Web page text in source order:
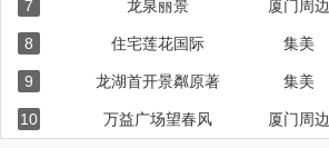
7 龙泉丽景 厦门周边
8 住宅莲花国际 集美
9 龙湖首开景粼原著 集美
10 万益广场望春风 厦门周边